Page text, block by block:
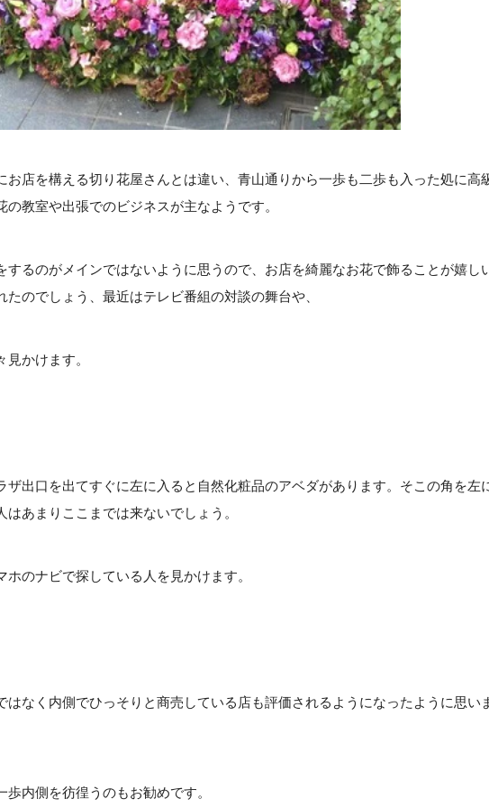
店を構える切り花屋さんとは違い、青山通りから一歩も二歩も入った処に高
教室や出張でのビジネスが主なようです。
るのがメインではないように思うので、お店を綺麗なお花で飾ることが嬉し
のでしょう、最近はテレビ番組の対談の舞台や、
かけます。
出口を出てすぐに左に入ると自然化粧品のアベダがあります。そこの角を左
あまりここまでは来ないでしょう。
のナビで探している人を見かけます。
なく内側でひっそりと商売している店も評価されるようになったように思い
内側を彷徨うのもお勧めです。